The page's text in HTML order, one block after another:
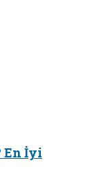
En İyi